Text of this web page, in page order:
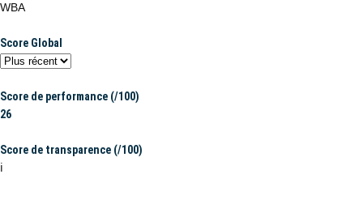
WBA
Score Global
Score de performance (/100)
26
Score de transparence (/100)
ℹ️